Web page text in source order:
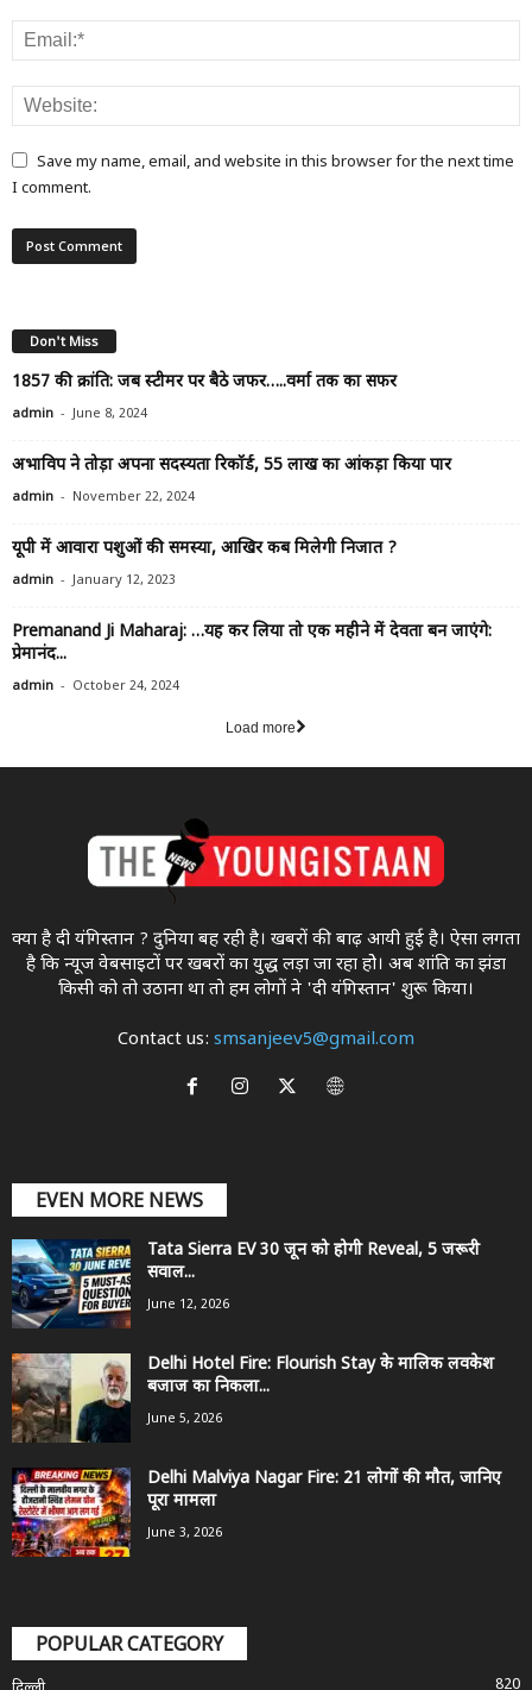
Save my name, email, and website in this browser for the next time
I comment.
Don't Miss
1857 की क्रांति: जब स्टीमर पर बैठे जफर…..वर्मा तक का सफर
admin - June 8, 2024
अभाविप ने तोड़ा अपना सदस्यता रिकॉर्ड, 55 लाख का आंकड़ा किया पार
admin - November 22, 2024
यूपी में आवारा पशुओं की समस्या, आखिर कब मिलेगी निजात ?
admin - January 12, 2023
Premanand Ji Maharaj: …यह कर लिया तो एक महीने में देवता बन जाएंगे:
प्रेमानंद...
admin - October 24, 2024
Load more
क्या है दी यंगिस्तान ? दुनिया बह रही है। खबरों की बाढ़ आयी हुई है। ऐसा लगता
है कि न्यूज वेबसाइटों पर खबरों का युद्ध लड़ा जा रहा होे। अब शांति का झंडा
किसी को तो उठाना था ताे हम लोगों ने 'दी यंगिस्तान' शुरू किया।
Contact us: smsanjeev5@gmail.com
EVEN MORE NEWS
Tata Sierra EV 30 जून को होगी Reveal, 5 जरूरी
सवाल...
June 12, 2026
Delhi Hotel Fire: Flourish Stay के मालिक लवकेश
बजाज का निकला...
June 5, 2026
Delhi Malviya Nagar Fire: 21 लोगों की मौत, जानिए
पूरा मामला
June 3, 2026
POPULAR CATEGORY
820